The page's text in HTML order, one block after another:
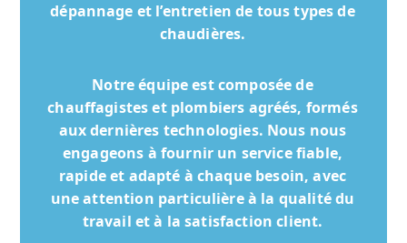
dépannage et l’entretien de tous types de
chaudières.
Notre équipe est composée de
chauffagistes et plombiers agréés, formés
aux dernières technologies. Nous nous
engageons à fournir un service fiable,
rapide et adapté à chaque besoin, avec
une attention particulière à la qualité du
travail et à la satisfaction client.